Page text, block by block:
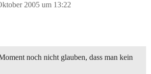
2005 um 13:22
noch nicht glauben, dass man kein